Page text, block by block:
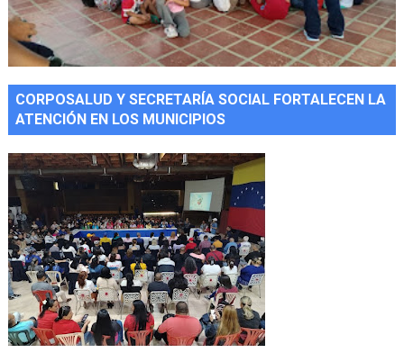
CORPOSALUD Y SECRETARÍA SOCIAL FORTALECEN LA
ATENCIÓN EN LOS MUNICIPIOS